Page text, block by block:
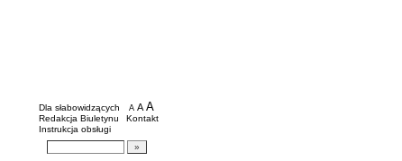
BIP - Oświata Częstochowa
Menu dodatkowe
Dla słabowidzących A pomniejsz czcionkę
A standardowy rozmiar czcionki
A
Redakcja Biuletynu
Kontakt
Instrukcja obsługi
Wyszukiwarka artykułów